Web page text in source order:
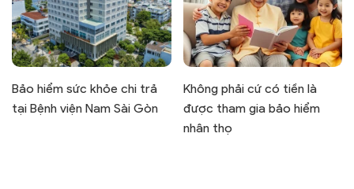
Bảo hiểm sức khỏe chi trả
tại Bệnh viện Nam Sài Gòn
Không phải cứ có tiền là
được tham gia bảo hiểm
nhân thọ